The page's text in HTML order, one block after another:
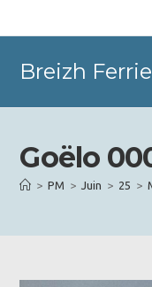
Breizh
Goëlo
> PM > Juin > 25 >